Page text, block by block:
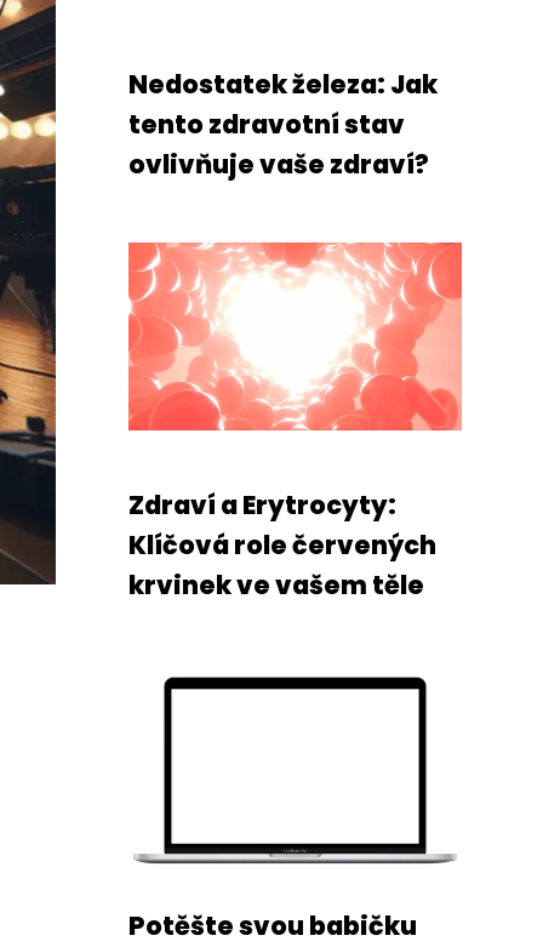
Nedostatek železa: Jak
tento zdravotní stav
ovlivňuje vaše zdraví?
Zdraví a Erytrocyty:
Klíčová role červených
krvinek ve vašem těle
Potěšte svou babičku